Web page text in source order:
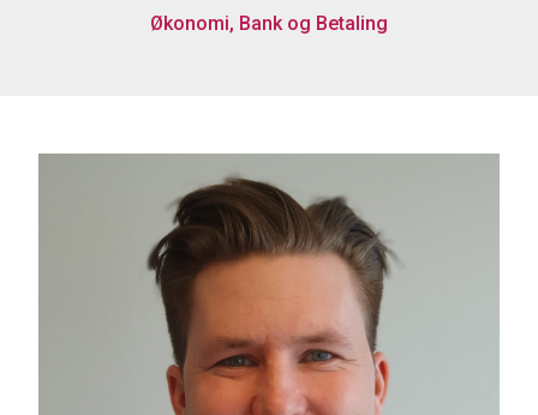
Økonomi, Bank og Betaling